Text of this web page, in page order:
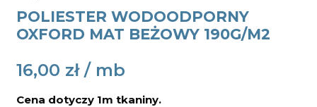
POLIESTER WODOODPORNY
OXFORD MAT BEŻOWY 190G/M2
16,00 zł
Cena dotyczy 1m tkaniny.